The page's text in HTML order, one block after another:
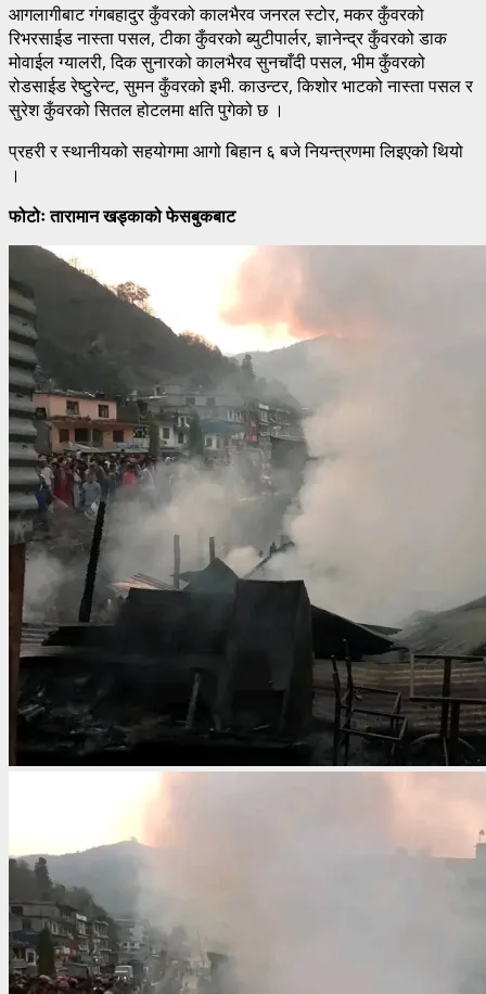
आगलागीबाट गंगबहादुर कुँवरको कालभैरव जनरल स्टोर, मकर कुँवरको
रिभरसाईड नास्ता पसल, टीका कुँवरको ब्युटीपार्लर, ज्ञानेन्द्र कुँवरको डाक
मोवाईल ग्यालरी, दिक सुनारको कालभैरव सुनचाँदी पसल, भीम कुँवरको
रोडसाईड रेष्टुरेन्ट, सुमन कुँवरको इभी. काउन्टर, किशोर भाटको नास्ता पसल र
सुरेश कुँवरको सितल होटलमा क्षति पुगेको छ ।
प्रहरी र स्थानीयको सहयोगमा आगो बिहान ६ बजे नियन्त्रणमा लिइएको थियो
।
फोटोः तारामान खड्काको फेसबुकबाट